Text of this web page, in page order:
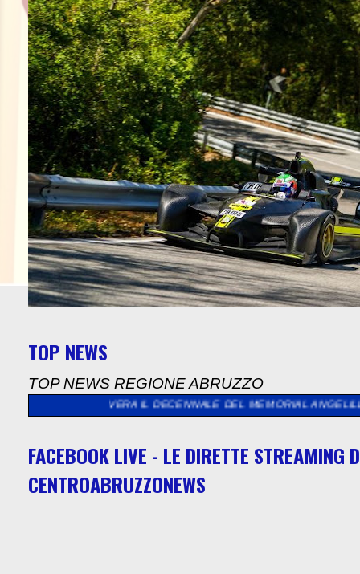
TOP NEWS
TOP NEWS REGIONE ABRUZZO
IL DECENNALE DEL MEMORIAL ANGELILLI >> SUCCESSO PER
FACEBOOK LIVE - LE DIRETTE STREAMING
CENTROABRUZZONEWS